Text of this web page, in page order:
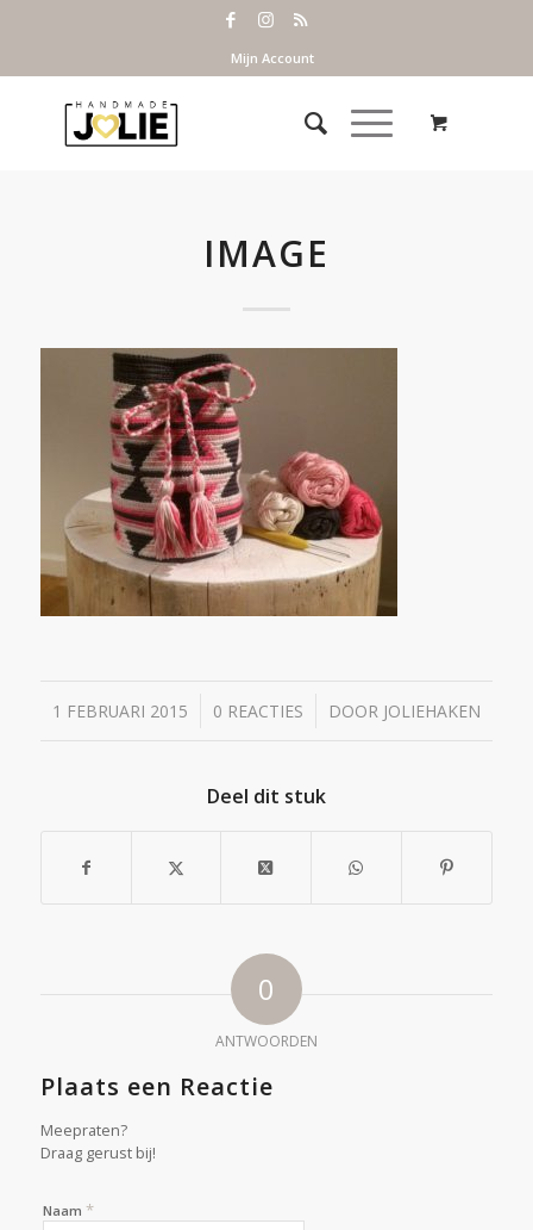
Mijn Account
IMAGE
1 FEBRUARI 2015
/ 0 REACTIES
/ DOOR JOLIEHAKEN
Deel dit stuk
0
ANTWOORDEN
Plaats een Reactie
Meepraten?
Draag gerust bij!
Naam *